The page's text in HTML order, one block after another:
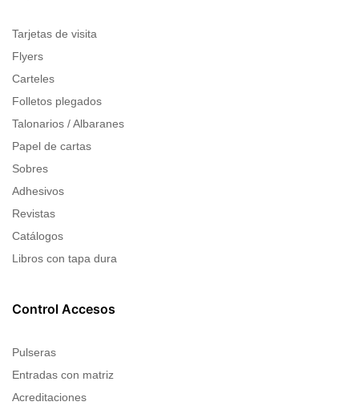
Tarjetas de visita
Flyers
Carteles
Folletos plegados
Talonarios / Albaranes
Papel de cartas
Sobres
Adhesivos
Revistas
Catálogos
Libros con tapa dura
Control Accesos
Pulseras
Entradas con matriz
Acreditaciones